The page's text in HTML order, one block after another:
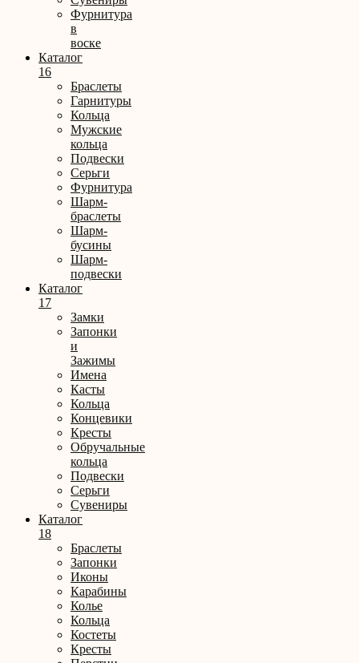
Фурнитура
в
воске
Каталог
16
Браслеты
Гарнитуры
Кольца
Мужские
кольца
Подвески
Серьги
Фурнитура
Шарм-
браслеты
Шарм-
бусины
Шарм-
подвески
Каталог
17
Замки
Запонки
и
Зажимы
Имена
Касты
Кольца
Концевики
Кресты
Обручальные
кольца
Подвески
Серьги
Сувениры
Каталог
18
Браслеты
Запонки
Иконы
Карабины
Колье
Кольца
Костеты
Кресты